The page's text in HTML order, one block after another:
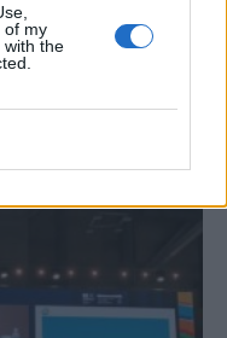
of my
with the
στην
στον αρχαιολογικό